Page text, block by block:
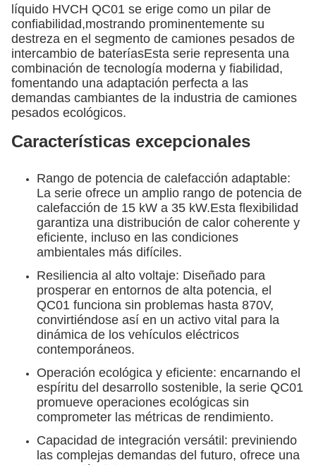
líquido HVCH QC01 se erige como un pilar de
confiabilidad,mostrando prominentemente su
destreza en el segmento de camiones pesados de
intercambio de bateríasEsta serie representa una
combinación de tecnología moderna y fiabilidad,
fomentando una adaptación perfecta a las
demandas cambiantes de la industria de camiones
pesados ecológicos.
Características excepcionales
Rango de potencia de calefacción adaptable:
La serie ofrece un amplio rango de potencia de
calefacción de 15 kW a 35 kW.Esta flexibilidad
garantiza una distribución de calor coherente y
eficiente, incluso en las condiciones
ambientales más difíciles.
Resiliencia al alto voltaje: Diseñado para
prosperar en entornos de alta potencia, el
QC01 funciona sin problemas hasta 870V,
convirtiéndose así en un activo vital para la
dinámica de los vehículos eléctricos
contemporáneos.
Operación ecológica y eficiente: encarnando el
espíritu del desarrollo sostenible, la serie QC01
promueve operaciones ecológicas sin
comprometer las métricas de rendimiento.
Capacidad de integración versátil: previniendo
las complejas demandas del futuro, ofrece una